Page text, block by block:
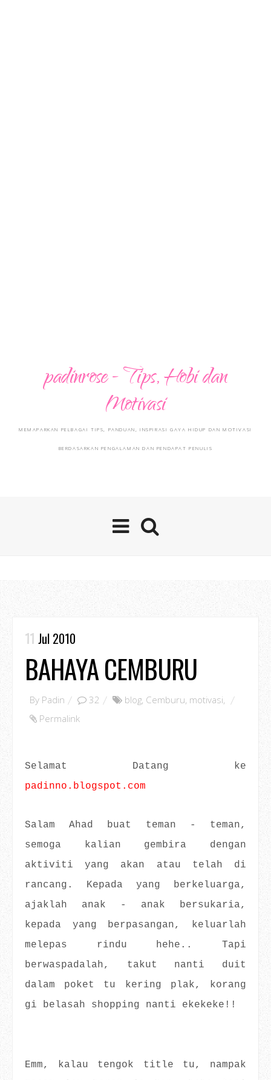
padinrose - Tips, Hobi dan
Motivasi
MEMAPARKAN PELBAGAI TIPS, PANDUAN, INSPIRASI GAYA HIDUP DAN MOTIVASI
BERDASARKAN PENGALAMAN DAN PENDAPAT PENULIS
11 Jul 2010
BAHAYA CEMBURU
By Padin 32 blog, Cemburu, motivasi,
Permalink
Selamat Datang ke
padinno.blogspot.com
Salam Ahad buat teman - teman,
semoga kalian gembira dengan
aktiviti yang akan atau telah di
rancang. Kepada yang berkeluarga,
ajaklah anak - anak bersukaria,
kepada yang berpasangan, keluarlah
melepas rindu hehe.. Tapi
berwaspadalah, takut nanti duit
dalam poket tu kering plak, korang
gi belasah shopping nanti ekekeke!!
Emm, kalau tengok title tu, nampak